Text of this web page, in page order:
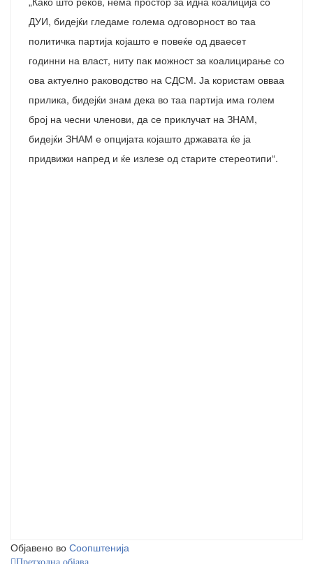
ДУИ, бидејќи гледаме голема одговорност во таа
политичка партија којашто е повеќе од дваесет
годинни на власт, ниту пак можност за коалицирање со
ова актуелно раководство на СДСМ. Ја користам овваа
прилика, бидејќи знам дека во таа партија има голем
број на чесни членови, да се приклучат на ЗНАМ,
бидејќи ЗНАМ е опцијата којашто државата ќе ја
придвижи напред и ќе излезе од старите стереотипи“.
Објавено во Соопштенија